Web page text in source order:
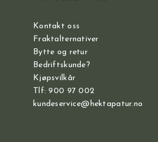
Kontakt oss
Fraktalternativer
Bytte og retur
Bedriftskunde?
Kjøpsvilkår
Tlf: 900 97 002
kundeservice@hektapatur.no